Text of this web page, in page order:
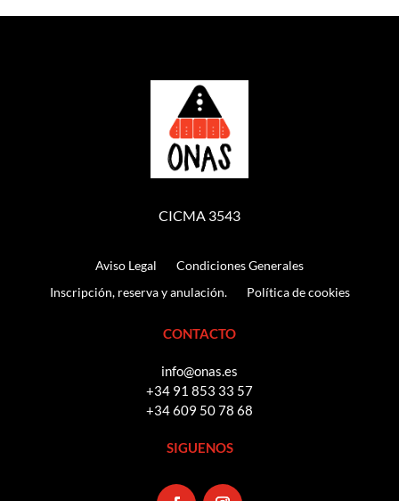
CICMA 3543
Aviso Legal
Condiciones Generales
Inscripción, reserva y anulación.
Política de cookies
CONTACTO
info@onas.es
+34 91 853 33 57
+34 609 50 78 68
SIGUENOS